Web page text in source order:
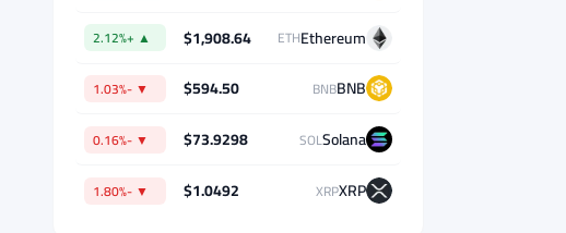
مليون دولار
1 دقائق قراءة · Aug 6, 2026
بيانات السوق